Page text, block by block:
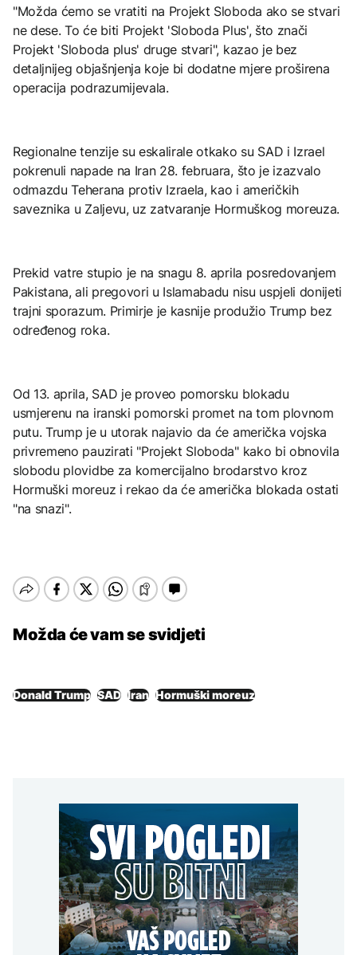
"Možda ćemo se vratiti na Projekt Sloboda ako se stvari
ne dese. To će biti Projekt 'Sloboda Plus', što znači
Projekt 'Sloboda plus' druge stvari", kazao je bez
detaljnijeg objašnjenja koje bi dodatne mjere proširena
operacija podrazumijevala.
Regionalne tenzije su eskalirale otkako su SAD i Izrael
pokrenuli napade na Iran 28. februara, što je izazvalo
odmazdu Teherana protiv Izraela, kao i američkih
saveznika u Zaljevu, uz zatvaranje Hormuškog moreuza.
Prekid vatre stupio je na snagu 8. aprila posredovanjem
Pakistana, ali pregovori u Islamabadu nisu uspjeli donijeti
trajni sporazum. Primirje je kasnije produžio Trump bez
određenog roka.
Od 13. aprila, SAD je proveo pomorsku blokadu
usmjerenu na iranski pomorski promet na tom plovnom
putu. Trump je u utorak najavio da će američka vojska
privremeno pauzirati "Projekt Sloboda" kako bi obnovila
slobodu plovidbe za komercijalno brodarstvo kroz
Hormuški moreuz i rekao da će američka blokada ostati
"na snazi".
Možda će vam se svidjeti
Donald Trump SAD Iran Hormuški moreuz